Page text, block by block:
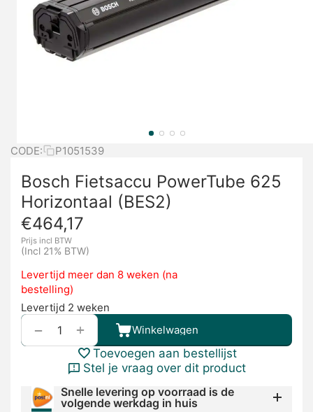
CODE: P1051539
Bosch Fietsaccu PowerTube 625
Horizontaal (BES2)
€464,17
Prijs incl BTW
(Incl 21% BTW)
Levertijd meer dan 8 weken (na
bestelling)
Levertijd 2 weken
+
− Winkelwagen
Toevoegen aan bestellijst
Stel je vraag over dit product
Snelle levering op voorraad is de
volgende werkdag in huis